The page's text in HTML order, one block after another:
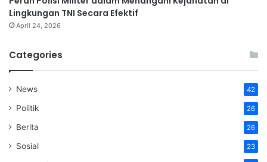
Lingkungan TNI Secara Efektif
April 24, 2026
Categories
News 42
Politik 26
Berita 26
Sosial 23